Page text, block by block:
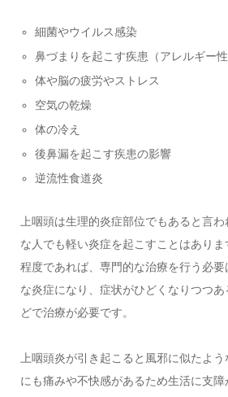
細菌やウイルス感染
鼻づまりを起こす疾患（アレルギー性
体や脳の疲労やストレス
空気の乾燥
体の冷え
後鼻漏を起こす疾患の影響
逆流性食道炎
上咽頭は生理的炎症部位でもあると言
な人でも軽い炎症を起こすことはあり
程度であれば、専門的な治療を行う必
な炎症になり、症状がひどくなりつつ
どで治療が必要です。
上咽頭炎が引き起こると風邪に似たよ
にも痛みや不快感があるため生活に支障